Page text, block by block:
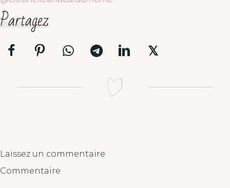
Partagez
𝕏
Laissez un commentaire
Commentaire